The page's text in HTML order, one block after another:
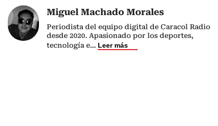
Miguel Machado Morales
Periodista del equipo digital de Caracol Radio
desde 2020. Apasionado por los deportes,
tecnología e... Leer más